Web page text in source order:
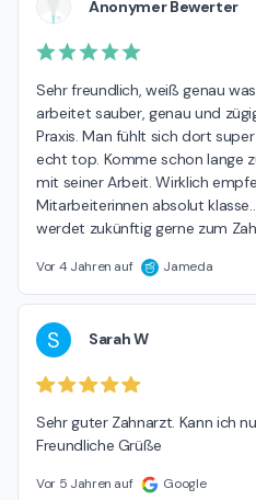
Anonymer Bewerter
Sehr freundlich, weiß genau
arbeitet sauber, genau und
Praxis. Man fühlt sich dort
echt top. Komme schon lange
mit seiner Arbeit. Wirklich
Mitarbeiterinnen absolut
werdet zukünftig gerne zum
Vor 4 Jahren auf Jameda
S Sarah W
Sehr guter Zahnarzt. Kann ich
Freundliche Grüße
Vor 5 Jahren auf Google